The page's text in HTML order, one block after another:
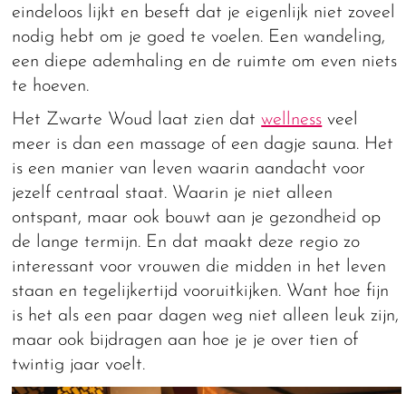
eindeloos lijkt en beseft dat je eigenlijk niet zoveel
nodig hebt om je goed te voelen. Een wandeling,
een diepe ademhaling en de ruimte om even niets
te hoeven.
Het Zwarte Woud laat zien datwellness veel
meer is dan een massage of een dagje sauna. Het
is een manier van leven waarin aandacht voor
jezelf centraal staat. Waarin je niet alleen
ontspant, maar ook bouwt aan je gezondheid op
de lange termijn. En dat maakt deze regio zo
interessant voor vrouwen die midden in het leven
staan en tegelijkertijd vooruitkijken. Want hoe fijn
is het als een paar dagen weg niet alleen leuk zijn,
maar ook bijdragen aan hoe je je over tien of
twintig jaar voelt.